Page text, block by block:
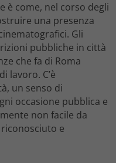
è come, nel corso degli
una presenza
Gli
pubbliche in città
che fa di Roma
lavoro. C’è
un senso di
occasione pubblica e
non facile da
e